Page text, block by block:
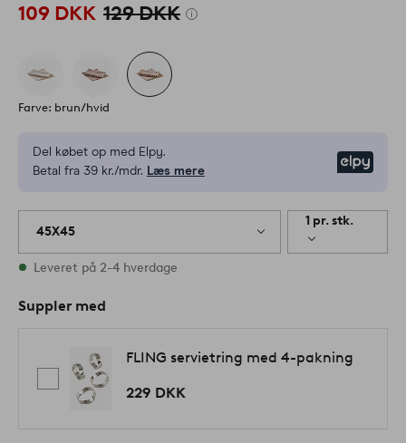
109 DKK 129 DKK
Farve: brun/hvid
Del købet op med Elpy.
Betal fra 39 kr./mdr. Læs mere
45X45
1 pr. stk.
På lager
Leveret på 2-4 hverdage
Suppler med
FLING servietring med 4-pakning
229 DKK